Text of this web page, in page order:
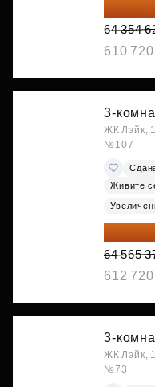
51 483
64 354
610 720
3-
ЖК Лэйк,
№107
Живите
51 652
64 565
612 720
3-
ЖК Лэйк,
№73